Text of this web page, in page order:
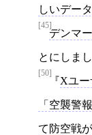
しいデー
[45]
デンマ
とにしま
[50]
Xユー
「空襲警
て防空戦